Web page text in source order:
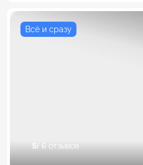
Всё и сразу
5/ 6 отзывов